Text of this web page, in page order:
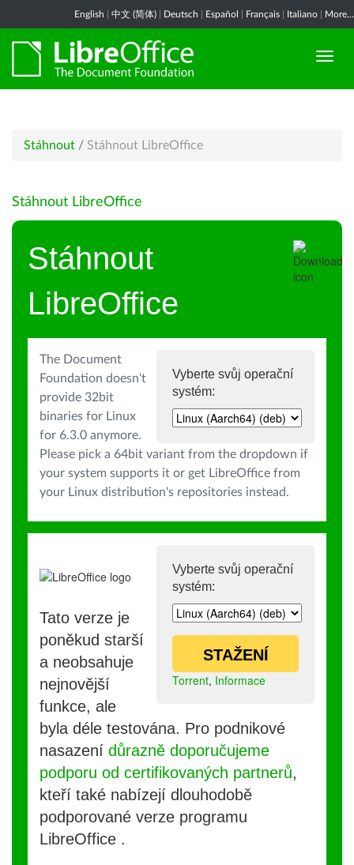
English 中文 (简体) Deutsch Español Français Italiano More...
Stáhnout / Stáhnout LibreOffice
Stáhnout LibreOffice
Stáhnout
LibreOffice
Vyberte svůj operační
systém:
The Document
Foundation doesn't
provide 32bit
binaries for Linux
for 6.3.0 anymore.
Please pick a 64bit variant from the dropdown if
your system supports it or get LibreOffice from
your Linux distribution's repositories instead.
Vyberte svůj operační
systém:
STAŽENÍ
Torrent, Informace
Tato verze je
poněkud starší
a neobsahuje
nejnovější
funkce, ale
byla déle testována. Pro podnikové
nasazení důrazně doporučujeme
podporu od certifikovaných partnerů,
kteří také nabízejí dlouhodobě
podporované verze programu
LibreOffice .